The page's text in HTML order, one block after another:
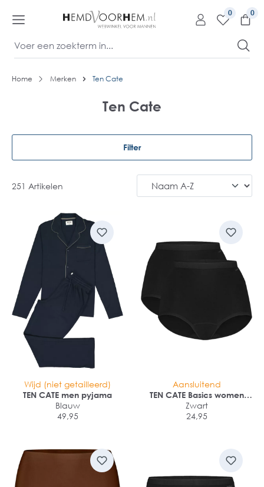
0
Home Merken Ten Cate
Ten Cate
Filter
251 Artikelen
Wijd (niet getailleerd)
TEN CATE men pyjama
Blauw
49,95
Aansluitend
TEN CATE Basics women
high waist (2-pack)
Zwart
24,95